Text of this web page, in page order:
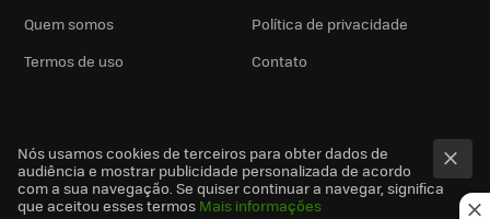
Quem somos
Política de privacidade
Termos de uso
Contato
Nós usamos cookies de terceiros para obter dados de
audiência e mostrar publicidade personalizada de acordo
com a sua navegação. Se quiser continuar a navegar, significa
que aceitou esses termos Mais informações